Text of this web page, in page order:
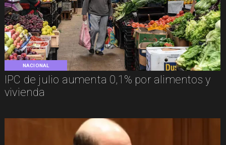
NACIONAL
IPC de julio aumenta 0,1% por alimentos y
vivienda